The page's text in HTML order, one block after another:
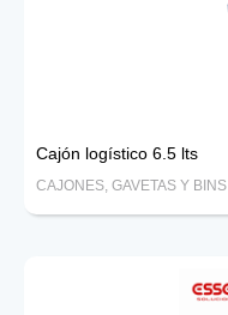
Cajón logístico 6.5 lts
CAJONES, GAVETAS Y BINS